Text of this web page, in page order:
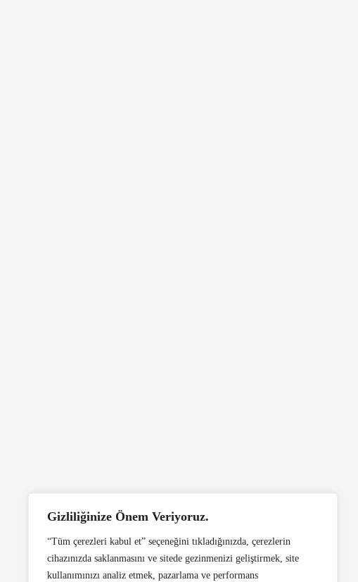
Gizliliğinize Önem Veriyoruz.
“Tüm çerezleri kabul et” seçeneğini tıkladığınızda, çerezlerin
cihazınızda saklanmasını ve sitede gezinmenizi geliştirmek, site
kullanımınızı analiz etmek, pazarlama ve performans